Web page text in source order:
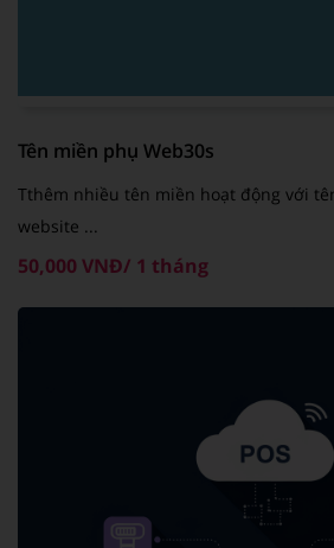
Tên miền phụ Web30s
Tthêm nhiều tên miền hoạt động với
website ...
50,000 VNĐ/ 1 tháng